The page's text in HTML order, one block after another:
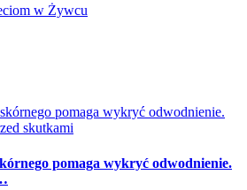
pomaga wykryć odwodnienie.